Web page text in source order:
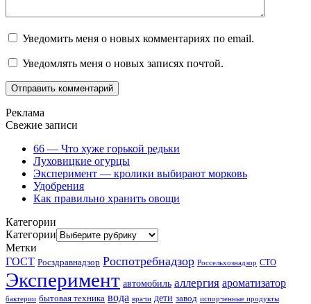
Уведомить меня о новых комментариях по email.
Уведомлять меня о новых записях почтой.
Реклама
Свежие записи
66 — Что хуже горькой редьки
Луховицкие огурцы
Эксперимент — кролики выбирают морковь
Удобрения
Как правильно хранить овощи
Категории
Категории
Метки
ГОСТ Росздравнадзор Роспотребнадзор Россельхознадзор СТО
Эксперимент автомобиль аллергия ароматизатор
бактерии бытовая техника вода врачи дети завод испорченные продукты